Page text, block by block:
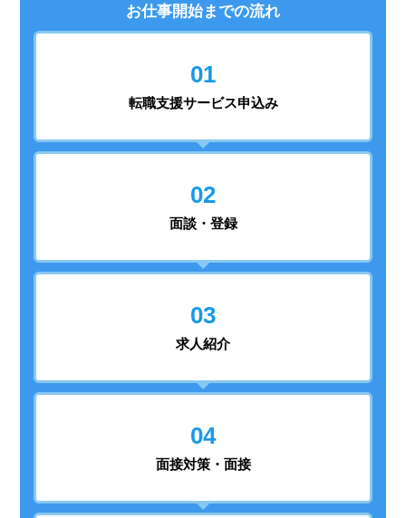
お仕事開始までの流れ
01
転職支援サービス申込み
02
面談・登録
03
求人紹介
04
面接対策・面接